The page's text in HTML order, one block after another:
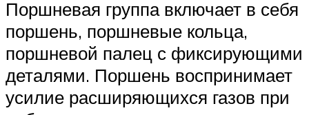
Поршневая группа включает в себя
поршень, поршневые кольца,
поршневой палец с фиксирующими
деталями. Поршень воспринимает
усилие расширяющихся газов при